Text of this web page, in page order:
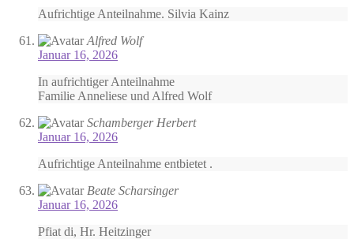
Aufrichtige Anteilnahme. Silvia Kainz
Alfred Wolf
Januar 16, 2026
In aufrichtiger Anteilnahme
Familie Anneliese und Alfred Wolf
Schamberger Herbert
Januar 16, 2026
Aufrichtige Anteilnahme entbietet .
Beate Scharsinger
Januar 16, 2026
Pfiat di, Hr. Heitzinger